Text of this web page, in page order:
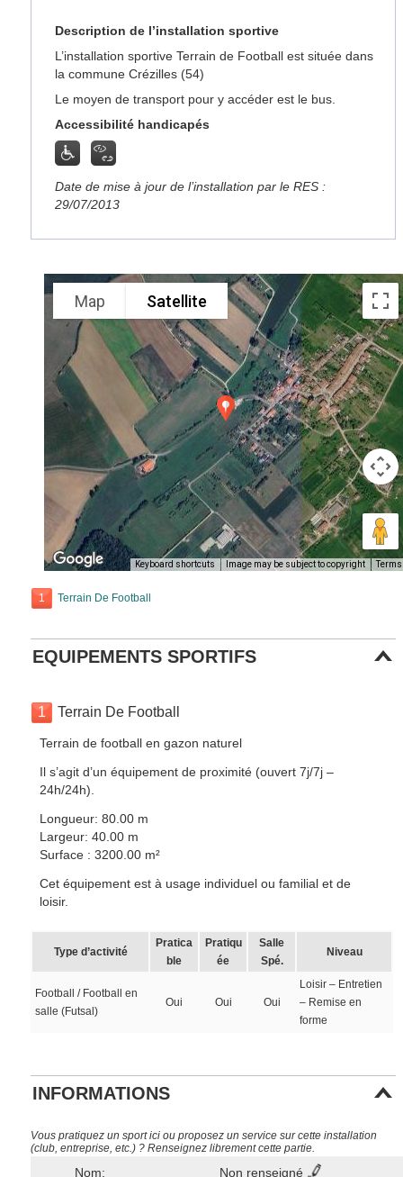
Description de l’installation sportive
L’installation sportive Terrain de Football est située dans
la commune Crézilles (54)
Le moyen de transport pour y accéder est le bus.
Accessibilité handicapés
Date de mise à jour de l’installation par le RES :
29/07/2013
Map Satellite
Keyboard shortcuts Image may be subject to copyright Terms
1 Terrain De Football
EQUIPEMENTS SPORTIFS
1 Terrain De Football
Terrain de football en gazon naturel
Il s’agit d’un équipement de proximité (ouvert 7j/7j –
24h/24h).
Longueur: 80.00 m
Largeur: 40.00 m
Surface : 3200.00 m²
Cet équipement est à usage individuel ou familial et de
loisir.
Type d’activité
Pratica
ble
Pratiqu
ée
Salle
Spé.
Niveau
Football / Football en
salle (Futsal)
Oui Oui Oui
Loisir – Entretien
– Remise en
forme
INFORMATIONS
Vous pratiquez un sport ici ou proposez un service sur cette installation
(club, entreprise, etc.) ? Renseignez librement cette partie.
Nom: Non renseigné